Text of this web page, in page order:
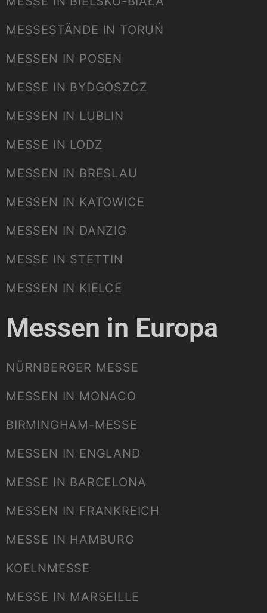
MESSESTÄNDE IN TORUŃ
MESSEN IN POSEN
MESSE IN BYDGOSZCZ
MESSEN IN LUBLIN
MESSE IN LODZ
MESSEN IN BRESLAU
MESSEN IN KATOWICE
MESSEN IN DANZIG
MESSE IN STETTIN
MESSEN IN KIELCE
Messen in Europa
NÜRNBERGER MESSE
MESSEN IN MONACO
BIRMINGHAM-MESSE
MESSEN IN ENGLAND
MESSE IN BARCELONA
MESSEN IN FRANKREICH
MESSE IN HAMBURG
KOELNMESSE
MESSE IN MARSEILLE